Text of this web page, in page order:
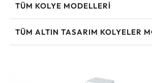
TÜM KOLYE MODELLERI
TÜM ALTIN TASARIM KOLYELER